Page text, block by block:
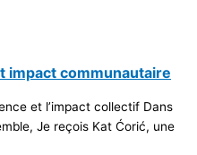
impact communautaire
et l’impact collectif Dans
Je reçois Kat Ćorić, une